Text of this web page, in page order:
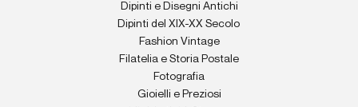
Dipinti e Disegni Antichi
Dipinti del XIX-XX Secolo
Fashion Vintage
Filatelia e Storia Postale
Fotografia
Gioielli e Preziosi